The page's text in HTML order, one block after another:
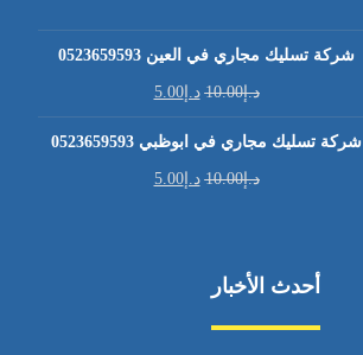
شركة تسليك مجاري في العين 0523659593
د.إ10.00 د.إ5.00
شركة تسليك مجاري في ابوظبي 0523659593
د.إ10.00 د.إ5.00
أحدث الأخبار